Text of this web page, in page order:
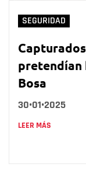
SEGURIDAD
pretendían
Bosa
30•01•2025
LEER MÁS